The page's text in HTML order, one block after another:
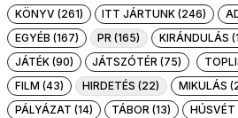
KÖNYV (261)
ITT JÁRTUNK (246)
EGYÉB (167)
PR (165) KIRÁNDULÁS
JÁTÉK (90)
JÁTSZÓTÉR (75)
FILM (43)
HIRDETÉS (22) MIKULÁS
PÁLYÁZAT (14)
TÁBOR (13) HÚSVÉT